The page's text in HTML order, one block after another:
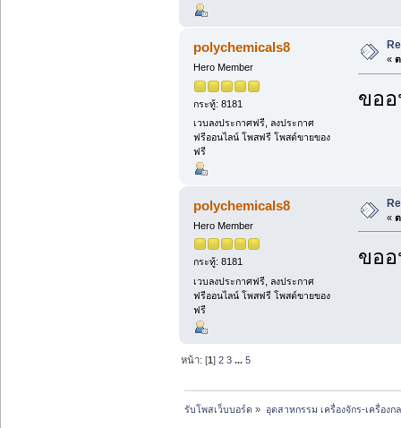
polychemicals8
Hero Member
กระทู้: 8181
เวบลงประกาศฟรี, ลงประกาศ
ฟรีออนไลน์ โพสฟรี โพสต์ขายของ
ฟรี
«
ขอ
polychemicals8
Hero Member
กระทู้: 8181
เวบลงประกาศฟรี, ลงประกาศ
ฟรีออนไลน์ โพสฟรี โพสต์ขายของ
ฟรี
«
ขอ
หน้า: [1]2 3 ...5
รับโพสเว็บบอร์ด » อุตสาหกรรม เครื่องจักร-เครื่อง